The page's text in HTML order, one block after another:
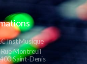
Inst Musique
Montreuil
Saint-Denis